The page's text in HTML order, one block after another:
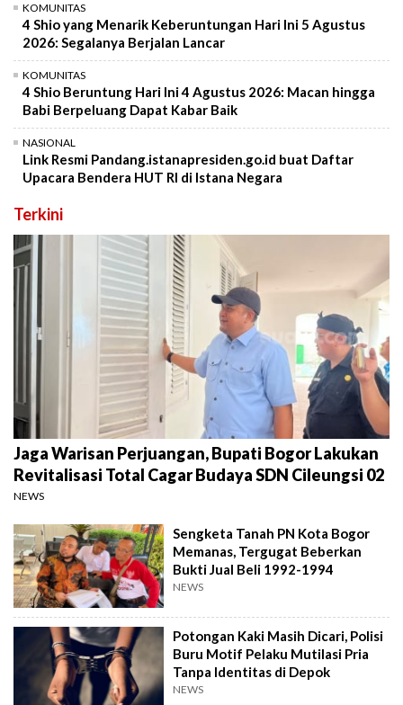
KOMUNITAS
4 Shio yang Menarik Keberuntungan Hari Ini 5 Agustus
2026: Segalanya Berjalan Lancar
KOMUNITAS
4 Shio Beruntung Hari Ini 4 Agustus 2026: Macan hingga
Babi Berpeluang Dapat Kabar Baik
NASIONAL
Link Resmi Pandang.istanapresiden.go.id buat Daftar
Upacara Bendera HUT RI di Istana Negara
Terkini
Jaga Warisan Perjuangan, Bupati Bogor Lakukan
Revitalisasi Total Cagar Budaya SDN Cileungsi 02
NEWS
Sengketa Tanah PN Kota Bogor
Memanas, Tergugat Beberkan
Bukti Jual Beli 1992-1994
NEWS
Potongan Kaki Masih Dicari, Polisi
Buru Motif Pelaku Mutilasi Pria
Tanpa Identitas di Depok
NEWS